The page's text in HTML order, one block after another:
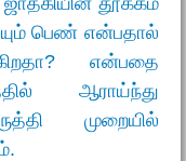
பெண் என்பதால்
என்பதை
ஆராய்ந்து
முறையில்